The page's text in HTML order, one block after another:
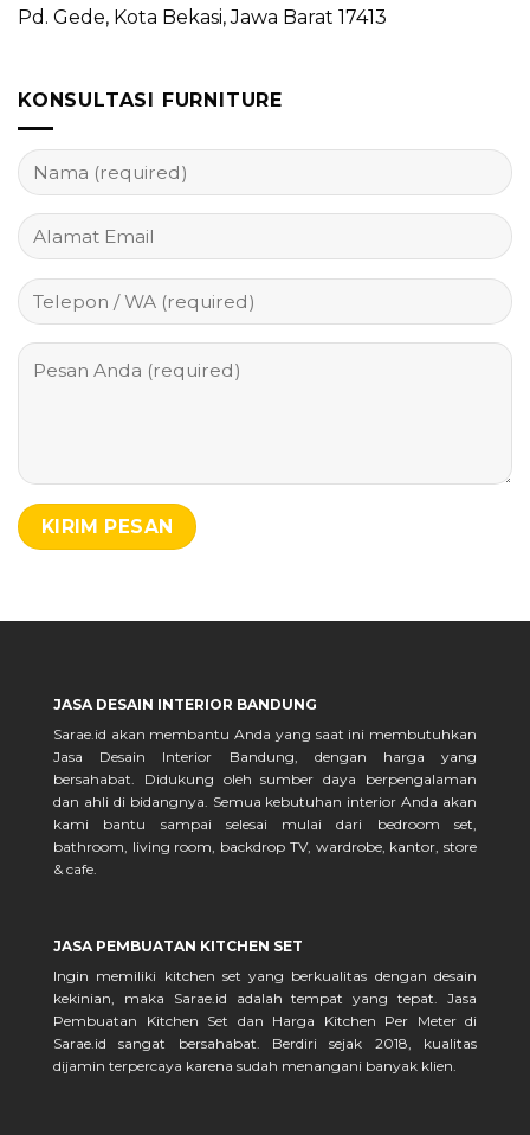
Pd. Gede, Kota Bekasi, Jawa Barat 17413
KONSULTASI FURNITURE
JASA DESAIN INTERIOR BANDUNG
Sarae.id akan membantu Anda yang saat ini membutuhkan
Jasa Desain Interior Bandung, dengan harga yang
bersahabat. Didukung oleh sumber daya berpengalaman
dan ahli di bidangnya. Semua kebutuhan interior Anda akan
kami bantu sampai selesai mulai dari bedroom set,
bathroom, living room, backdrop TV, wardrobe, kantor, store
& cafe.
JASA PEMBUATAN KITCHEN SET
Ingin memiliki kitchen set yang berkualitas dengan desain
kekinian, maka Sarae.id adalah tempat yang tepat. Jasa
Pembuatan Kitchen Set dan Harga Kitchen Per Meter di
Sarae.id sangat bersahabat. Berdiri sejak 2018, kualitas
dijamin terpercaya karena sudah menangani banyak klien.